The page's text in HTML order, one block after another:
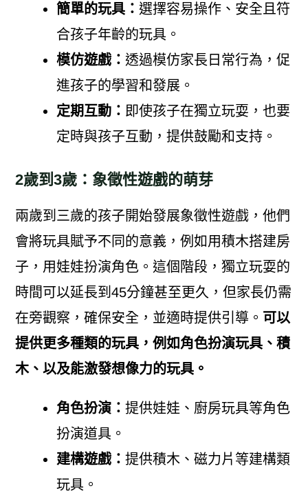
簡單的玩具： 選擇容易操作、安全且符
合孩子年齡的玩具。
模仿遊戲： 透過模仿家長日常行為，促
進孩子的學習和發展。
定期互動： 即使孩子在獨立玩耍，也要
定時與孩子互動，提供鼓勵和支持。
2歲到3歲：象徵性遊戲的萌芽
兩歲到三歲的孩子開始發展象徵性遊戲，他們
會將玩具賦予不同的意義，例如用積木搭建房
子，用娃娃扮演角色。這個階段，獨立玩耍的
時間可以延長到45分鐘甚至更久，但家長仍需
在旁觀察，確保安全，並適時提供引導。 可以
提供更多種類的玩具，例如角色扮演玩具、積
木、以及能激發想像力的玩具。
角色扮演： 提供娃娃、廚房玩具等角色
扮演道具。
建構遊戲： 提供積木、磁力片等建構類
玩具。